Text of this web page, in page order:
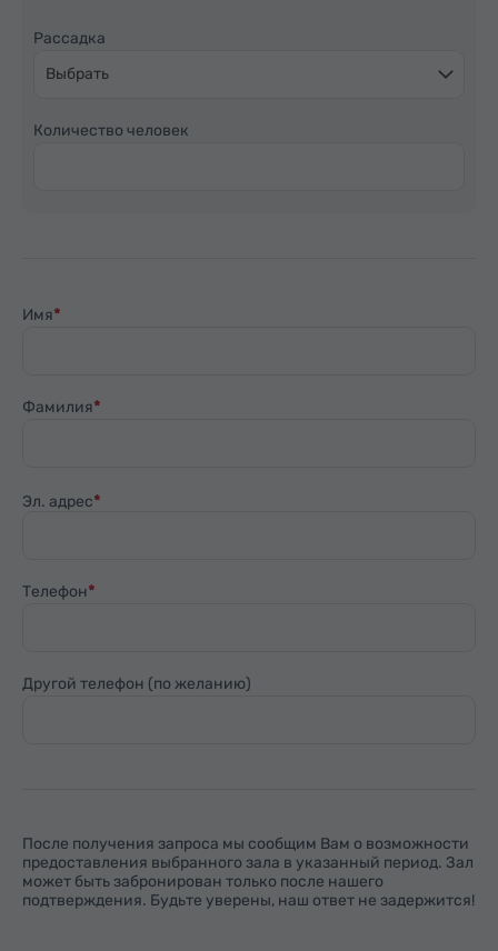
Рассадка
Выбрать
Количество человек
Имя
Фамилия
Эл. адрес
Телефон
Другой телефон (по желанию)
После получения запроса мы сообщим Вам о возможности
предоставления выбранного зала в указанный период. Зал
может быть забронирован только после нашего
подтверждения. Будьте уверены, наш ответ не задержится!